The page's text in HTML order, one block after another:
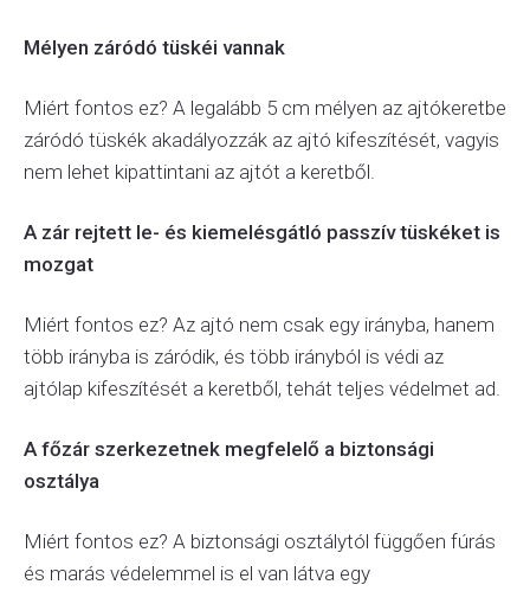
Mélyen záródó tüskéi vannak
Miért fontos ez? A legalább 5 cm mélyen az ajtókeretbe
záródó tüskék akadályozzák az ajtó kifeszítését, vagyis
nem lehet kipattintani az ajtót a keretből.
A zár rejtett le- és kiemelésgátló passzív tüskéket is
mozgat
Miért fontos ez? Az ajtó nem csak egy irányba, hanem
több irányba is záródik, és több irányból is védi az
ajtólap kifeszítését a keretből, tehát teljes védelmet ad.
A főzár szerkezetnek megfelelő a biztonsági
osztálya
Miért fontos ez? A biztonsági osztálytól függően fúrás
és marás védelemmel is el van látva egy